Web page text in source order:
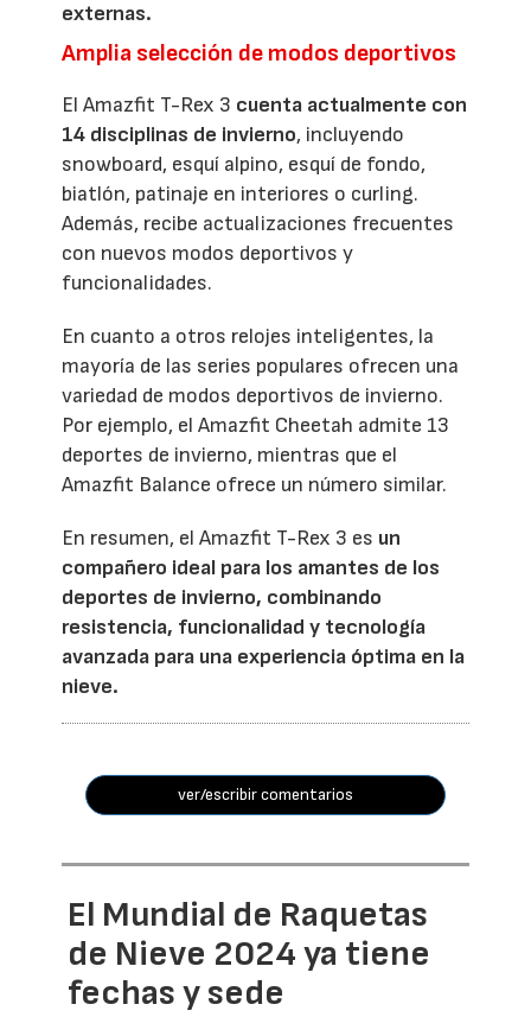
externas.
Amplia selección de modos deportivos
El Amazfit T-Rex 3 cuenta actualmente con
14 disciplinas de invierno, incluyendo
snowboard, esquí alpino, esquí de fondo,
biatlón, patinaje en interiores o curling.
Además, recibe actualizaciones frecuentes
con nuevos modos deportivos y
funcionalidades.
En cuanto a otros relojes inteligentes, la
mayoría de las series populares ofrecen una
variedad de modos deportivos de invierno.
Por ejemplo, el Amazfit Cheetah admite 13
deportes de invierno, mientras que el
Amazfit Balance ofrece un número similar.
En resumen, el Amazfit T-Rex 3 es un
compañero ideal para los amantes de los
deportes de invierno, combinando
resistencia, funcionalidad y tecnología
avanzada para una experiencia óptima en la
nieve.
ver/escribir comentarios
El Mundial de Raquetas
de Nieve 2024 ya tiene
fechas y sede